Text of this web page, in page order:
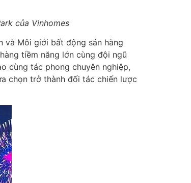
của Vinhomes
và Môi giới bất động sản hàng
tiềm năng lớn cùng đội ngũ
cùng tác phong chuyên nghiệp,
chọn trở thành đối tác chiến lược